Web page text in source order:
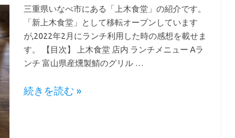
三重県いなべ市にある「上木食堂」の紹介です。
「新上木食堂」として移転オープンしています
が,2022年2月にランチ利用した時の感想を載せま
す。 【目次】 上木食堂 店内 ランチメニュー Aラ
ンチ 富山県産燻製鯖のグリル …
続きを読む »